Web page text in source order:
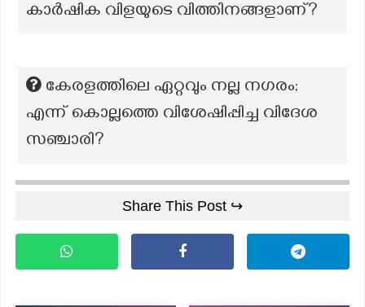
കാർഷിക വിളയുടെ വിത്തിനങ്ങളാണ്?
കേരളത്തിലെ ഏറ്റവും നല്ല നഗരം;
എന്ന് കൊല്ലത്തെ വിശേഷിപ്പിച്ച വിദേശ
സഞ്ചാരി?
Share This Post ↪